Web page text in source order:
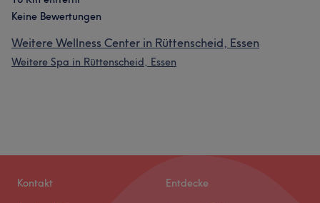
Keine Bewertungen
Weitere Wellness Center in Rüttenscheid, Essen
Weitere Spa in Rüttenscheid, Essen
Kontakt Entdecke